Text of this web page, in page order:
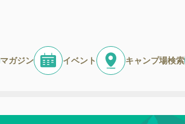
マガジン イベント キャンプ場検索